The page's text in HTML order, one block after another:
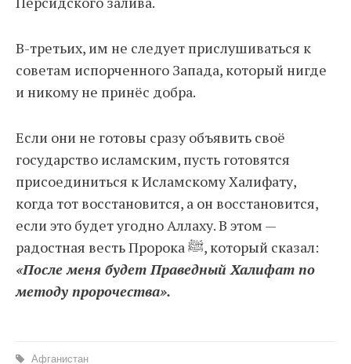
В-третьих, им не следует прислушиваться к
советам испорченного Запада, который нигде
и никому не принёс добра.
Если они не готовы сразу объявить своё
государство исламским, пусть готовятся
присоединиться к Исламскому Халифату,
когда тот восстановится, а он восстановится,
если это будет угодно Аллаху. В этом —
радостная весть Пророка ﷺ, который сказал:
«После меня будет Праведный Халифат по
методу пророчества».
Афганистан